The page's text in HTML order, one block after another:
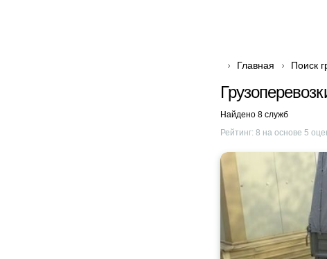
Главная Поиск
Найдено 8 служб
Рейтинг: 8 на основе 5